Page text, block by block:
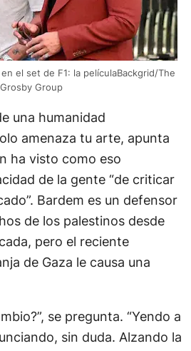
el set de F1: la películaBackgrid/The
Grosby Group
una humanidad
amenaza tu arte, apunta
ha visto como eso
de la gente “de criticar
Bardem es un defensor
de los palestinos desde
pero el reciente
de Gaza le causa una
se pregunta. “Yendo a
sin duda. Alzando la